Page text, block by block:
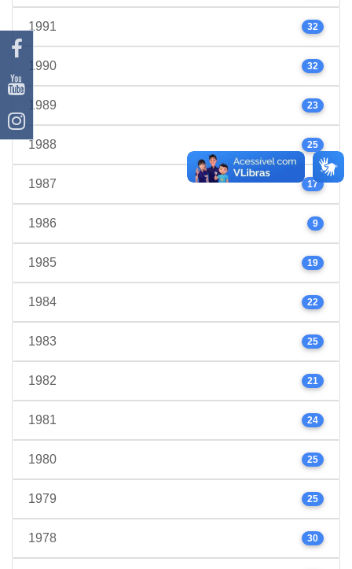
1991 32
1990 32
1989 23
1988 25
1987 17
1986 9
1985 19
1984 22
1983 25
1982 21
1981 24
1980 25
1979 25
1978 30